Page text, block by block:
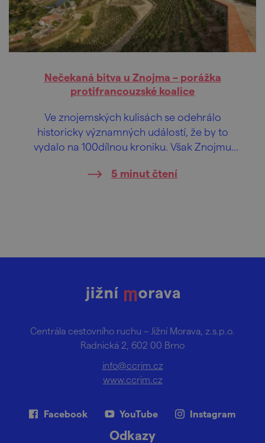
Nečekaná bitva u Znojma – porážka
protifrancouzské koalice
Ve znojemských kulisách se odehrálo
historicky významných událostí, že by to
vydalo na 100dílnou kroniku. Však Znojmu
města už roku 1226. Co ale ani mnozí dnešní
5 minut čtení
Centrála cestovního ruchu – Jižní Morava, z.s.p.o.
Radnická 2, 602 00 Brno
info@ccrjm.cz
www.ccrjm.cz
Facebook YouTube Instagram
Odkazy